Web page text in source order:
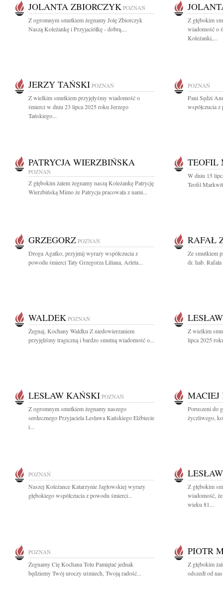
JOLANTA ZBIORCZYK POZNAŃ
Z ogromnym smutkiem żegnamy Jolę Zbiorczyk
Naszą Koleżankę i Przyjaciółkę - dobrą,...
Z głębokim
wiadomość o
Koleżanki,...
JERZY TAŃSKI POZNAŃ
Z wielkim smutkiem przyjęłyśmy wiadomość o
śmierci w dniu 23 lipca 2025 roku Jerzego
Tańskiego...
POZNAŃ
Pani Sędzi
współczucia
PATRYCJA WIERZBIŃSKA
POZNAŃ
Z głębokim żalem żegnamy naszą Koleżankę Patrycję
Wierzbińską Mimo że Patrycja pracowała z nami...
TEOFIL
W dniu 15
Teofil
GRZEGORZ POZNAŃ
Droga Agatko, przyjmij wyrazy współczucia z
powodu śmierci Taty Grzegorza Liliana, Arleta...
RAFAŁ
Ze smutkiem
dr. hab.
WALDEK POZNAŃ
Żegnaj, Kochany Waldku Z niedowierzaniem
przyjęliśmy tragiczną i bardzo smutną wiadomość o...
Z wielkim
lipca 2025
LESŁAW KAŃSKI POZNAŃ
Z ogromnym smutkiem żegnamy naszego
serdecznego Przyjaciela Lesława Kańskiego Elżbiecie
i...
MACIEJ
Poruszeni do
życzliwego,
POZNAŃ
Naszej Koleżance Katarzynie Jagłowskiej wyrazy
głębokiego współczucia z powodu śmierci...
Z głębokim
wiadomość,
wieku 81...
POZNAŃ
Żegnamy Cię Kochana Tolu Pamiętać jednak
będziemy Twój uroczy uśmiech, Twoją radość...
PIOTR
Z głębokim
odszedł od